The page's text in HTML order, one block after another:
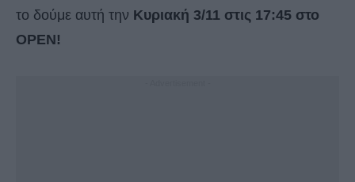
το δούμε αυτή την Κυριακή 3/11 στις 17:45 στο
OPEN!